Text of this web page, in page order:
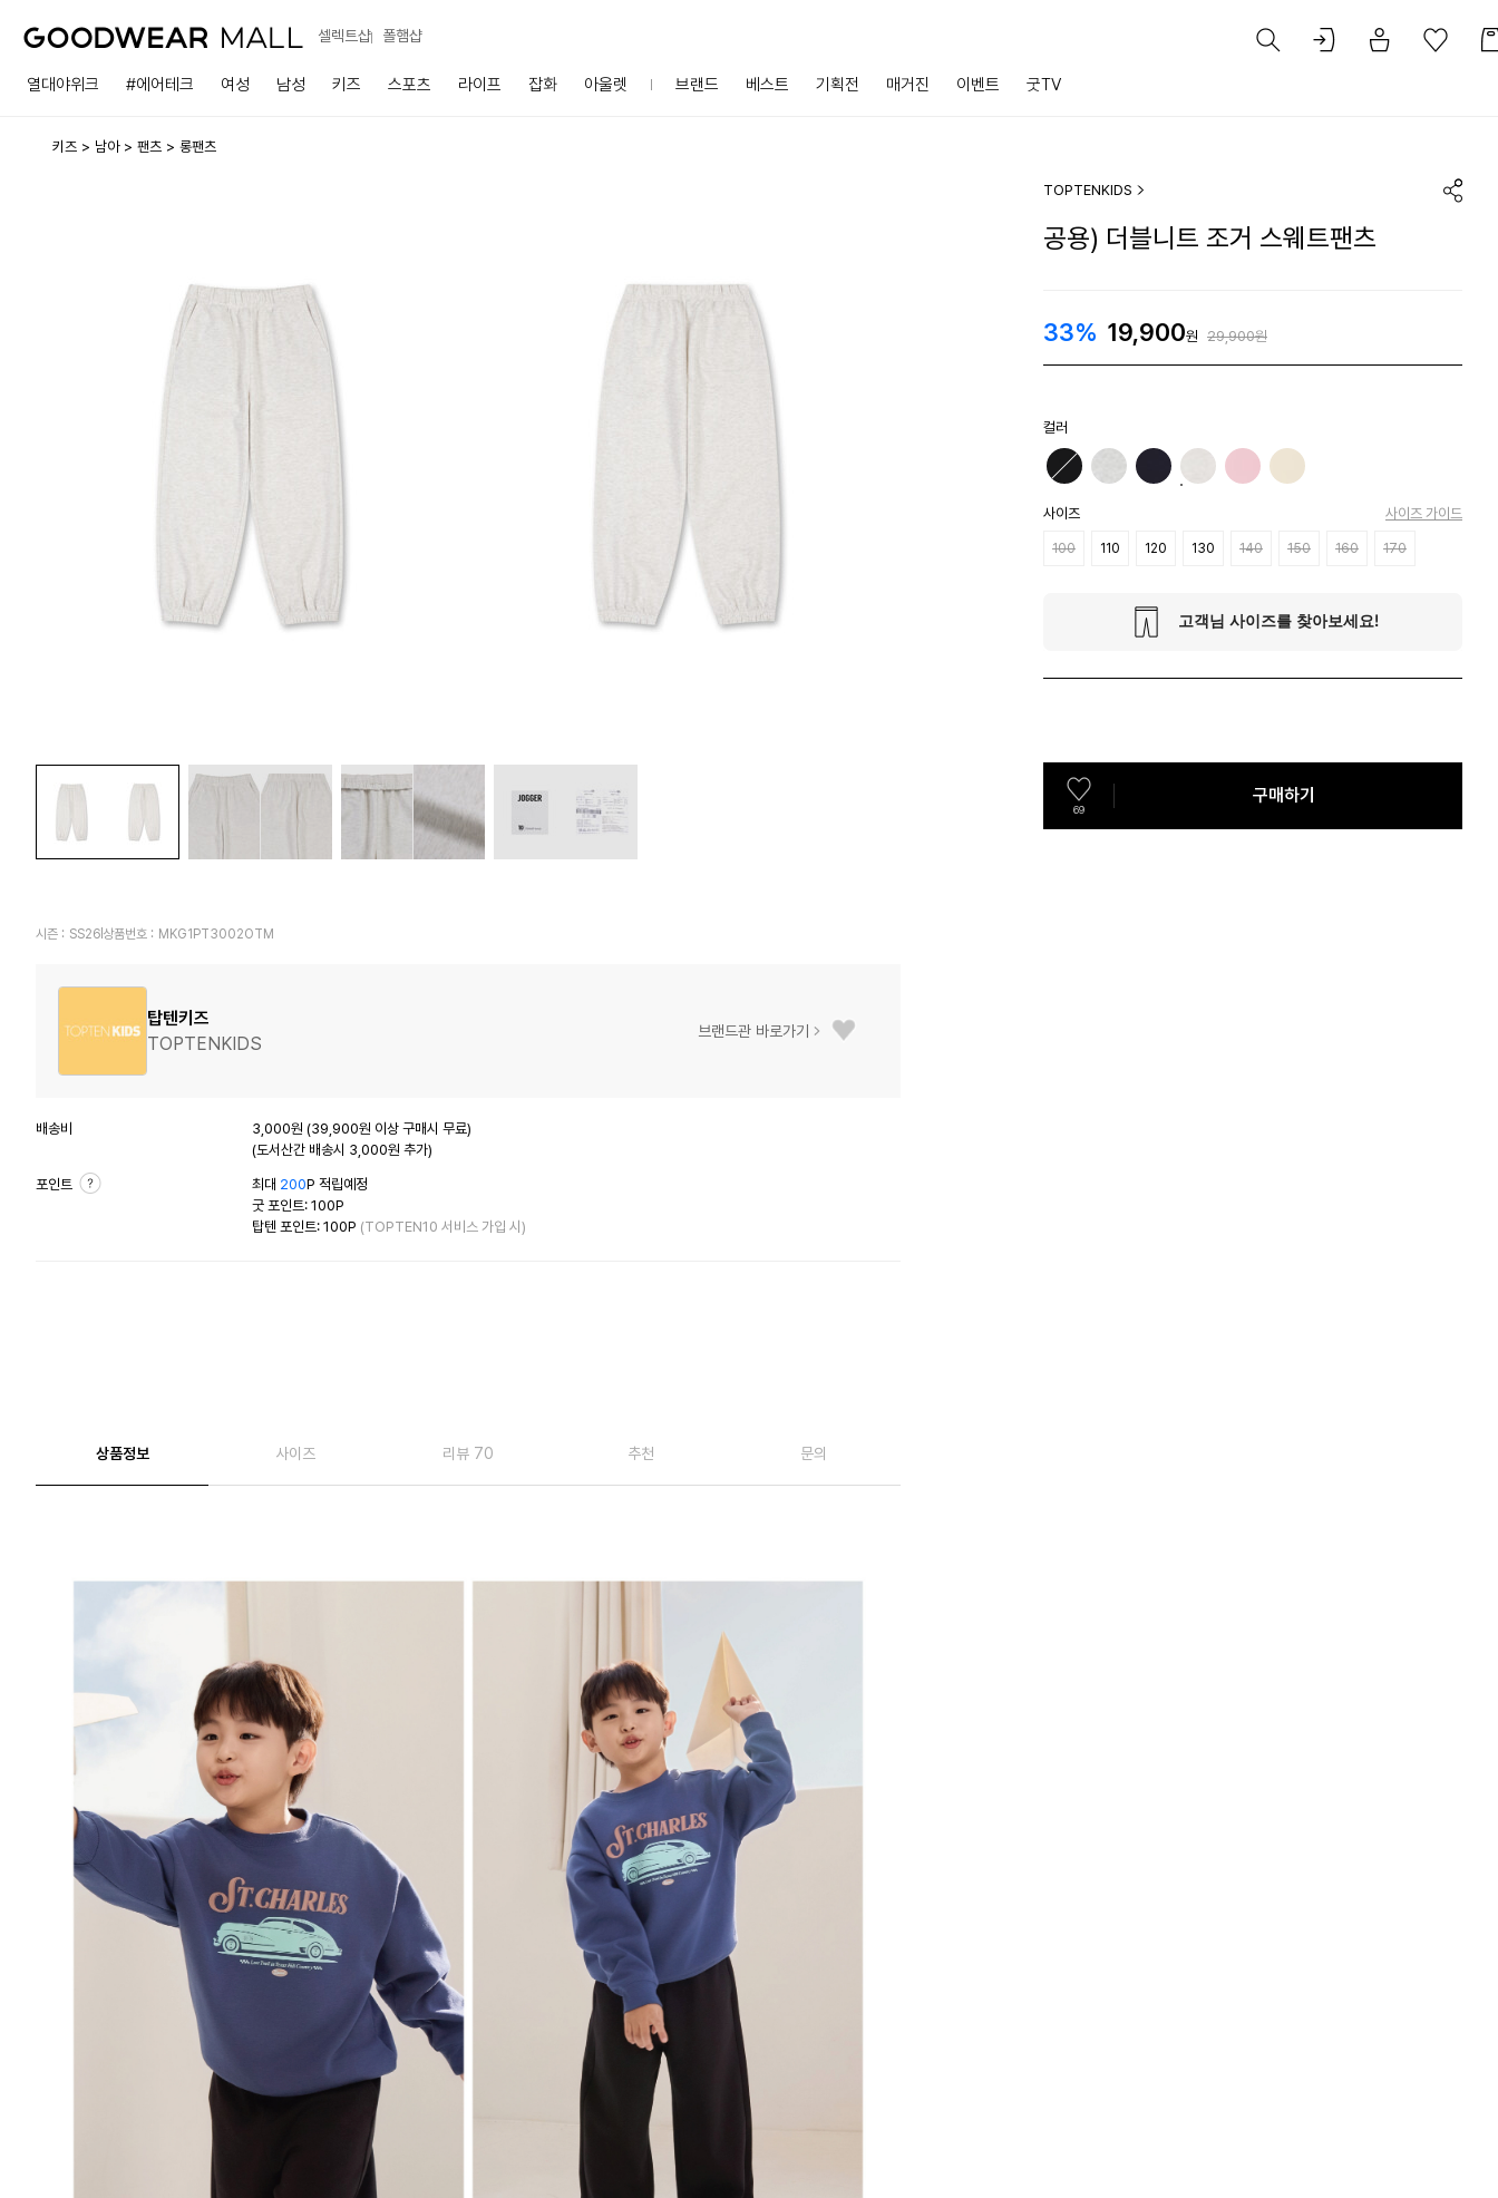
셀렉트샵 폴햄샵
열대야위크 #에어테크 여성 남성 키즈 스포츠 라이프 잡화 아울렛 브랜드 베스트 기획전 매거진 이벤트 굿TV
키즈 남아 팬츠 롱팬츠
시즌 : SS26 상품번호 : MKG1PT3002OTM
탑텐키즈
TOPTENKIDS
브랜드관 바로가기
배송비
3,000원 (39,900원 이상 구매시 무료)
(도서산간 배송시 3,000원 추가)
포인트 최대 200P 적립예정
굿 포인트: 100P
탑텐 포인트: 100P (TOPTEN10 서비스 가입 시)
상품정보 사이즈 리뷰 70 추천 문의
TOPTENKIDS
공용) 더블니트 조거 스웨트팬츠
33% 19,900원 29,900원
컬러
사이즈 사이즈 가이드
100 110 120 130 140 150 160 170
69
구매하기